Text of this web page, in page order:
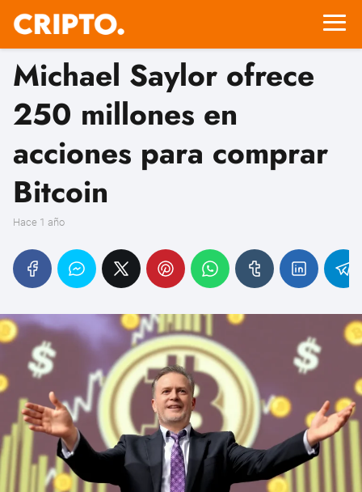
Michael Saylor ofrece
250 millones en
acciones para comprar
Bitcoin
hace 1 año